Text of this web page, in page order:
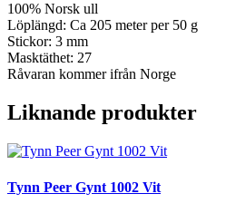
100% Norsk ull
Löplängd: Ca 205 meter per 50 g
Stickor: 3 mm
Masktäthet: 27
Råvaran kommer ifrån Norge
Liknande produkter
Tynn Peer Gynt 1002 Vit